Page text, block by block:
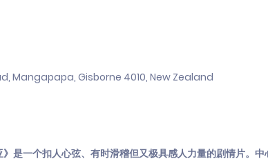
Mangapapa, Gisborne 4010, New Zealand
》是一个扣人心弦、有时滑稽但又极具感人力量的剧情片。